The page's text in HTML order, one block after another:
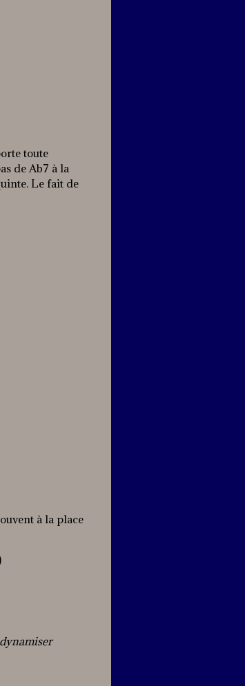
toute
de Ab7 à la
Le fait de
à la place